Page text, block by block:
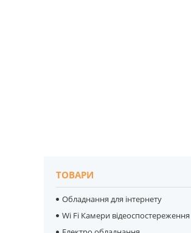
ТОВАРИ
Обладнання для інтернету
Wi Fi Камери відеоспостереження